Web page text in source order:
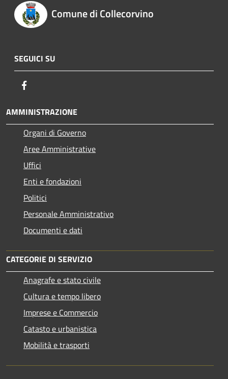
Comune di Collecorvino
SEGUICI SU
AMMINISTRAZIONE
Organi di Governo
Aree Amministrative
Uffici
Enti e fondazioni
Politici
Personale Amministrativo
Documenti e dati
CATEGORIE DI SERVIZIO
Anagrafe e stato civile
Cultura e tempo libero
Imprese e Commercio
Catasto e urbanistica
Mobilità e trasporti